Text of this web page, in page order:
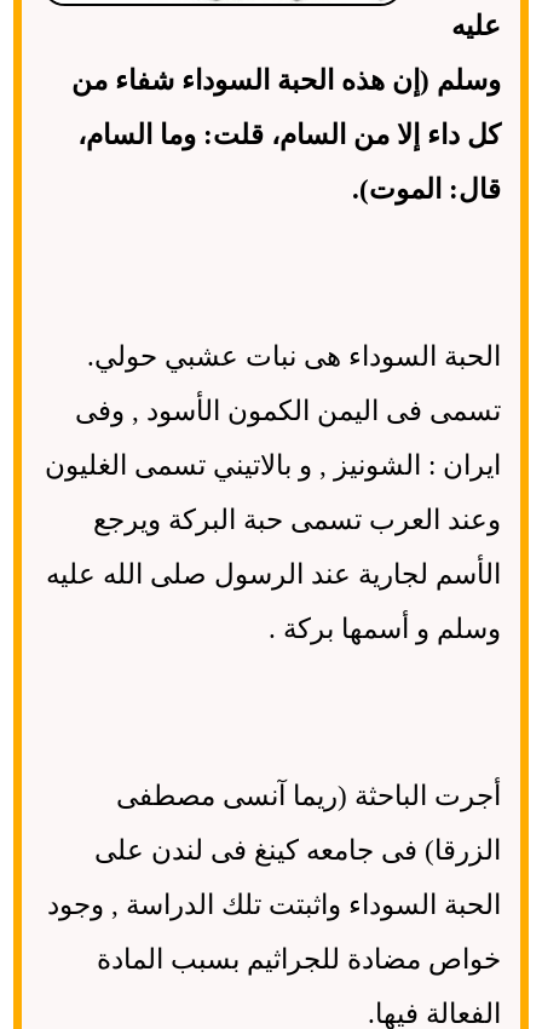
عليه
وسلم (إن هذه الحبة السوداء شفاء من
كل داء إلا من السام، قلت: وما السام،
قال: الموت).
الحبة السوداء هى نبات عشبي حولي.
تسمى فى اليمن الكمون الأسود , وفى
ايران : الشونيز , و بالاتيني تسمى الغليون
وعند العرب تسمى حبة البركة ويرجع
الأسم لجارية عند الرسول صلى الله عليه
وسلم و أسمها بركة .
أجرت الباحثة (ريما آنسى مصطفى
الزرقا) فى جامعه كينغ فى لندن على
الحبة السوداء واثبتت تلك الدراسة , وجود
خواص مضادة للجراثيم بسبب المادة
الفعالة فيها.